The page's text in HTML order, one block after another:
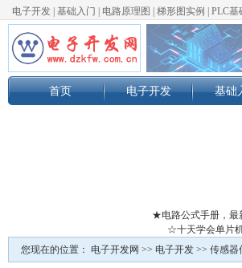
电子开发 基础入门 电路原理图 梯形图实例 PLC基
首页 电子开发 基础
★电路公式手册，最
☆十天学会单片
您现在的位置： 电子开发网 >> 电子开发 >> 传感器